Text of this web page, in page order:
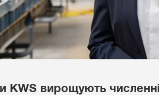
KWS вирощують